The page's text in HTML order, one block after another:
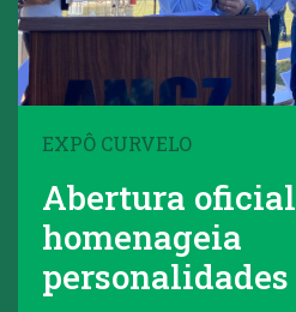
EXPÔ CURVELO
Abertura oficial
homenageia
personalidades